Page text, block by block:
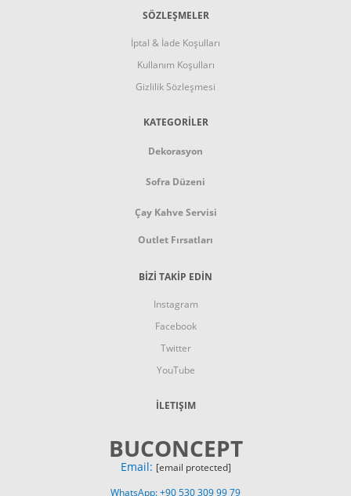
SÖZLEŞMELER
İptal & İade Koşulları
Kullanım Koşulları
Gizlilik Sözleşmesi
KATEGORİLER
Dekorasyon
Sofra Düzeni
Çay Kahve Servisi
Outlet Fırsatları
BİZİ TAKİP EDİN
Instagram
Facebook
Twitter
YouTube
İLETIŞIM
BUCONCEPT
Email: [email protected]
WhatsApp: +90 530 309 99 79